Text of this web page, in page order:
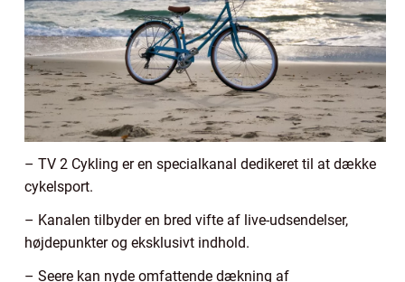
– TV 2 Cykling er en specialkanal dedikeret til at dække
cykelsport.
– Kanalen tilbyder en bred vifte af live-udsendelser,
højdepunkter og eksklusivt indhold.
– Seere kan nyde omfattende dækning af